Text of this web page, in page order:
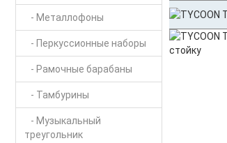
- Металлофоны
- Перкуссионные наборы
- Рамочные барабаны
- Тамбурины
- Музыкальный
треугольник